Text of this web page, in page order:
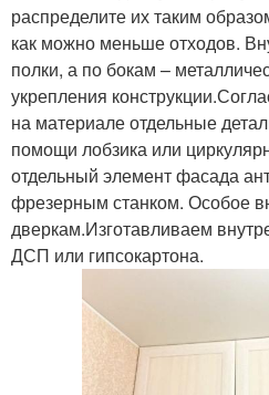
распределите их таким
как можно меньше отходов.
полки, а по бокам –
укрепления
на материале отдельные
помощи лобзика или
отдельный элемент фасада
фрезерным станком. Особое
дверкам.Изготавливаем
ДСП или гипсокартона.